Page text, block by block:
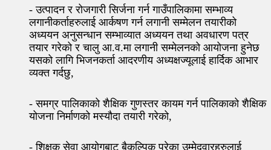
- उत्पादन र रोजगारी सिर्जना गर्न गाउँपालिकामा सम्भाव्य
लगानीकर्ताहरुलाई आर्कषण गर्न लगानी सम्मेलन तयारीको
अध्ययन अनुसन्धान सम्भाव्यात अध्ययन तथा अवधारण पत्र
तयार गरेको र चालु आ.व.मा लगानी सम्मेलनको आयोजना हुनेछ
यसको लागि भिजनकर्ता आदरणीय अध्यक्षज्यूलाई हार्दिक आभार
व्यक्त गर्दछु,
- समग्र पालिकाको शैक्षिक गुणस्तर कायम गर्न पालिकाको शैक्षिक
योजना निर्माणको मस्यौदा तयारी गरेको,
- शिक्षक सेवा आयोगबाट बैकल्पिक परेका उम्मेदवारहरुलाई